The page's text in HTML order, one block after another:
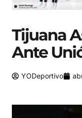
Tijuana
Ante
YODeportivo